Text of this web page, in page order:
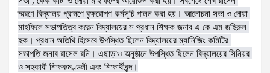
স্মরণে বিদ্যালয় প্রাঙ্গণে বৃক্ষরোপণ কর্মসূচি পালন করা হয়। আলোচনা সভা ও দোয়া
মাহফিলে সভাপতিত্ব করেন বিদ্যালয়ের স প্রধান শিক্ষক জনাব এ কে এম জহিরুল
হক। প্রধান অতিথি হিসেবে উপস্থিত ছিলেন বিদ্যালয়ের ম্যানিজিং কমিটির
সভাপতি জনাব রাসেল রনি। এছাড়াও অনুষ্ঠানে উপস্থিত ছিলেন বিদ্যালয়ের সিনিয়র
ও সহকারী শিক্ষকমণ্ডলী এবং শিক্ষার্থীবৃন্দ।